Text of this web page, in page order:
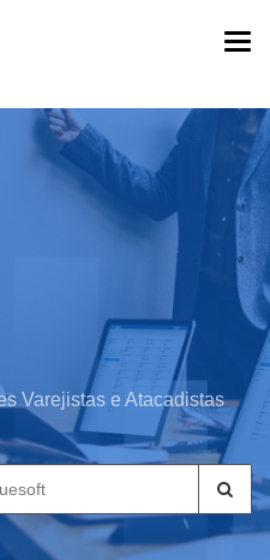
Varejistas e Atacadistas